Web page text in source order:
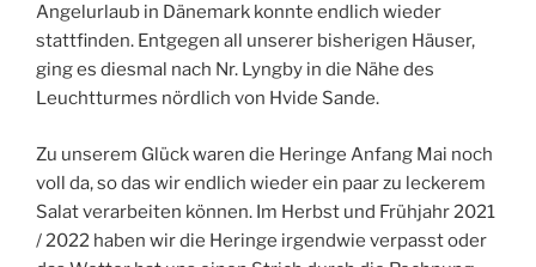
Angelurlaub in Dänemark konnte endlich wieder
stattfinden. Entgegen all unserer bisherigen Häuser,
ging es diesmal nach Nr. Lyngby in die Nähe des
Leuchtturmes nördlich von Hvide Sande.
Zu unserem Glück waren die Heringe Anfang Mai noch
voll da, so das wir endlich wieder ein paar zu leckerem
Salat verarbeiten können. Im Herbst und Frühjahr 2021
/ 2022 haben wir die Heringe irgendwie verpasst oder